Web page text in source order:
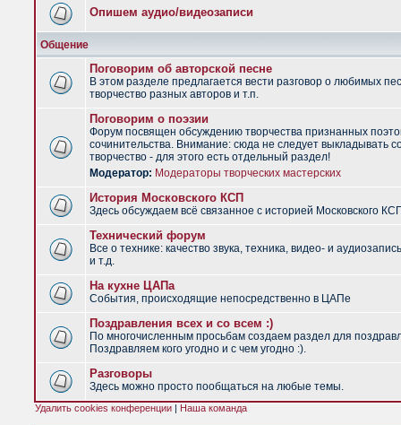
Опишем аудио/видеозаписи
Общение
Поговорим об авторской песне
В этом разделе предлагается вести разговор о любимых
творчество разных авторов и т.п.
Поговорим о поэзии
Форум посвящен обсуждению творчества признанных
сочинительства. Внимание: сюда не следует выкладывать
творчество - для этого есть отдельный раздел!
Модератор: Модераторы творческих мастерских
История Московского КСП
Здесь обсуждаем всё связанное с историей Московского
Технический форум
Все о технике: качество звука, техника, видео- и
и т.д.
На кухне ЦАПа
События, происходящие непосредственно в ЦАПе
Поздравления всех и со всем :)
По многочисленным просьбам создаем раздел для
Поздравляем кого угодно и с чем угодно :).
Разговоры
Здесь можно просто пообщаться на любые темы.
Удалить cookies конференции | Наша команда